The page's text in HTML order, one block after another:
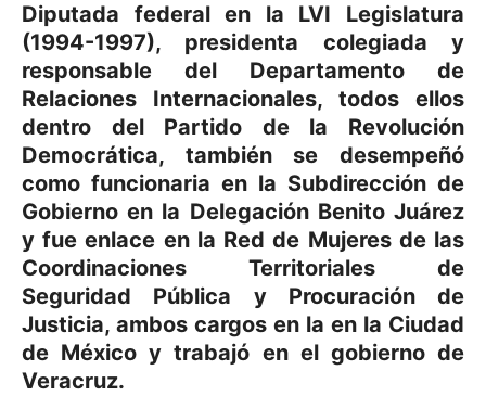
Diputada federal en la LVI Legislatura
(1994-1997), presidenta colegiada y
responsable del Departamento de
Relaciones Internacionales, todos ellos
dentro del Partido de la Revolución
Democrática, también se desempeñó
como funcionaria en la Subdirección de
Gobierno en la Delegación Benito Juárez
y fue enlace en la Red de Mujeres de las
Coordinaciones Territoriales de
Seguridad Pública y Procuración de
Justicia, ambos cargos en la en la Ciudad
de México y trabajó en el gobierno de
Veracruz.